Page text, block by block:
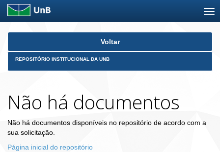
Skip
Voltar
REPOSITÓRIO INSTITUCIONAL DA UNB
Não há documentos
Não há documentos disponíveis no repositório de acordo com a
sua solicitação.
Página inicial do repositório